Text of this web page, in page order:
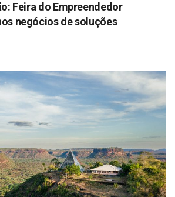
Feira do Empreendedor
negócios de soluções